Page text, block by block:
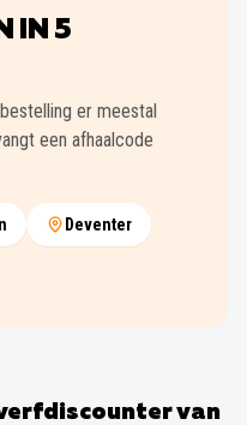
IN 5
er meestal
een afhaalcode
Deventer
van